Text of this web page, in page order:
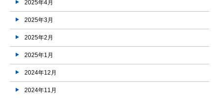
2025年4月
2025年3月
2025年2月
2025年1月
2024年12月
2024年11月